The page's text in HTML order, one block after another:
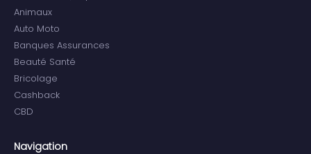
Animaux
Auto Moto
Banques Assurances
Beauté Santé
Bricolage
Cashback
CBD
Navigation